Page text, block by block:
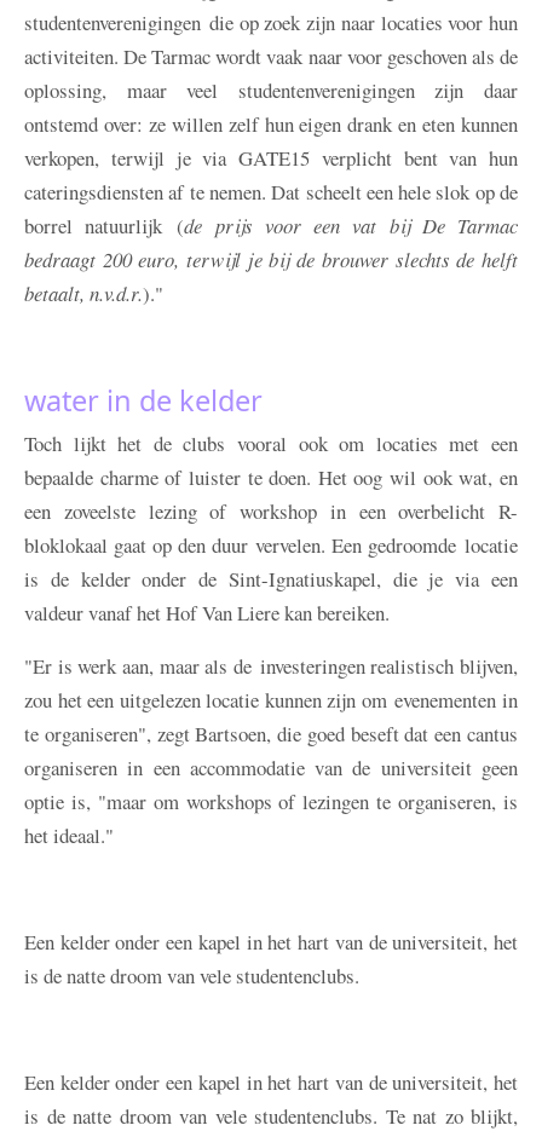
studentenverenigingen die op zoek zijn naar locaties voor hun
activiteiten. De Tarmac wordt vaak naar voor geschoven als de
oplossing, maar veel studentenverenigingen zijn daar
ontstemd over: ze willen zelf hun eigen drank en eten kunnen
verkopen, terwijl je via GATE15 verplicht bent van hun
cateringsdiensten af te nemen. Dat scheelt een hele slok op de
borrel natuurlijk (de prijs voor een vat bij De Tarmac
bedraagt 200 euro, terwijl je bij de brouwer slechts de helft
betaalt, n.v.d.r.)."
water in de kelder
Toch lijkt het de clubs vooral ook om locaties met een
bepaalde charme of luister te doen. Het oog wil ook wat, en
een zoveelste lezing of workshop in een overbelicht R-
bloklokaal gaat op den duur vervelen. Een gedroomde locatie
is de kelder onder de Sint-Ignatiuskapel, die je via een
valdeur vanaf het Hof Van Liere kan bereiken.
"Er is werk aan, maar als de investeringen realistisch blijven,
zou het een uitgelezen locatie kunnen zijn om evenementen in
te organiseren", zegt Bartsoen, die goed beseft dat een cantus
organiseren in een accommodatie van de universiteit geen
optie is, "maar om workshops of lezingen te organiseren, is
het ideaal."
Een kelder onder een kapel in het hart van de universiteit, het
is de natte droom van vele studentenclubs.
Een kelder onder een kapel in het hart van de universiteit, het
is de natte droom van vele studentenclubs. Te nat zo blijkt,